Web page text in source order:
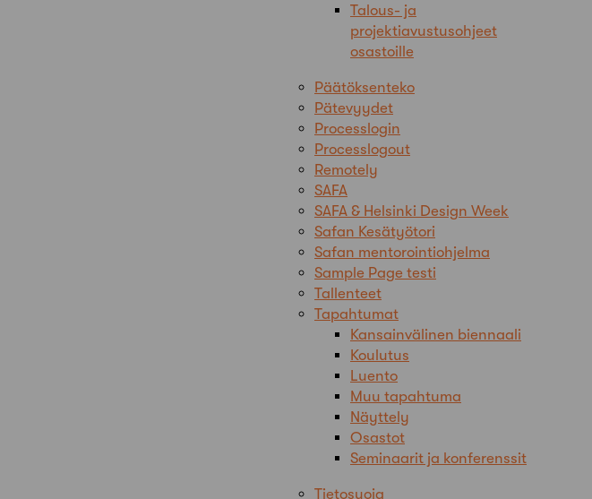
Talous- ja
projektiavustusohjeet
osastoille
Päätöksenteko
Pätevyydet
Processlogin
Processlogout
Remotely
SAFA
SAFA & Helsinki Design Week
Safan Kesätyötori
Safan mentorointiohjelma
Sample Page testi
Tallenteet
Tapahtumat
Kansainvälinen biennaali
Koulutus
Luento
Muu tapahtuma
Näyttely
Osastot
Seminaarit ja konferenssit
Tietosuoja